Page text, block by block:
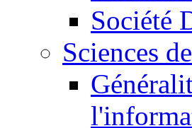
Société
Sciences